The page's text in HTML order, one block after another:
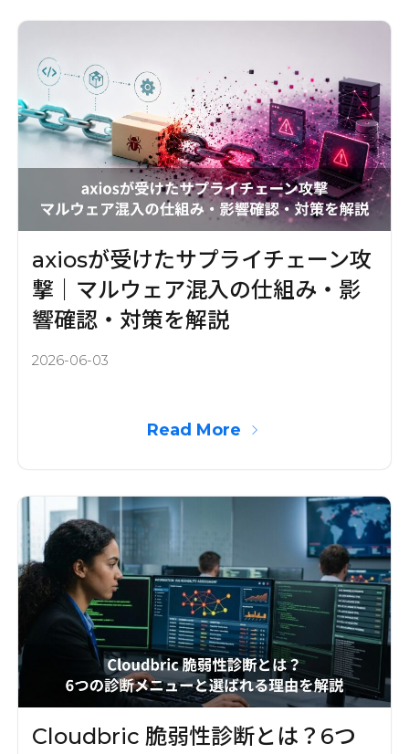
axiosが受けたサプライチェーン攻
撃｜マルウェア混入の仕組み・影
響確認・対策を解説
2026-06-03
Read More
Cloudbric 脆弱性診断とは？6つ